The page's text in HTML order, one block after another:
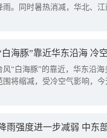
雨。同时暑热消减，华北、江
白海豚”靠近华东沿海 冷
风“白海豚”的靠近，华东沿
围将缩减，受冷空气影响，今